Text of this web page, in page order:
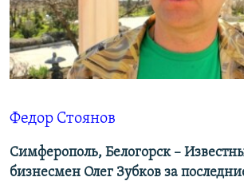
ПОБЕДИТЕЛЕЙ НЕ СУДЯТ?
КРЫМ.НЕПОКОРЕННЫЙ
ELIFBE
ПРИСОЕДИНЯЙТЕСЬ!
Все сайты RFE/RL
Федор Стоянов​
Симферополь, Белогорск –
бизнесмен Олег Зубков за